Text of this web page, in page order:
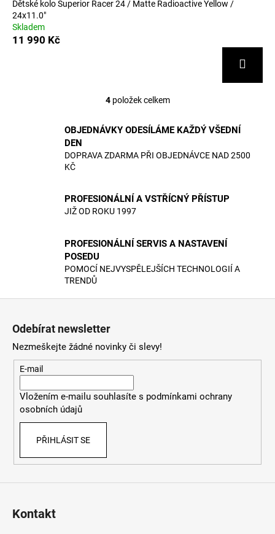
Dětské kolo Superior Racer 24 / Matte Radioactive Yellow /
24x11.0"
Skladem
11 990 Kč
O
l
d
í
v
y
ý
u
4položek celkem
OBJEDNÁVKY ODESÍLÁME KAŽDÝ VŠEDNÍ
DEN
DOPRAVA ZDARMA PŘI OBJEDNÁVCE NAD 2500
KČ
PROFESIONÁLNÍ A VSTŘÍCNÝ PŘÍSTUP
JIŽ OD ROKU 1997
PROFESIONÁLNÍ SERVIS A NASTAVENÍ
POSEDU
POMOCÍ NEJVYSPĚLEJŠÍCH TECHNOLOGIÍ A
TRENDŮ
Odebírat newsletter
Nezmeškejte žádné novinky či slevy!
E-mail
Vložením e-mailu souhlasíte s podmínkami ochrany
osobních údajů
PŘIHLÁSIT SE
Kontakt